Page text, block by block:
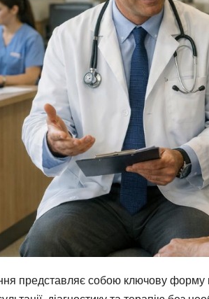
представляє собою ключову форму